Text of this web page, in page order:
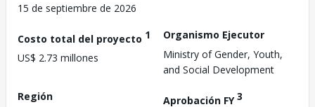
15 de septiembre de 2026
Costo total del proyecto 1
US$ 2.73 millones
Organismo Ejecutor
Ministry of Gender, Youth,
and Social Development
Región
Aprobación FY3